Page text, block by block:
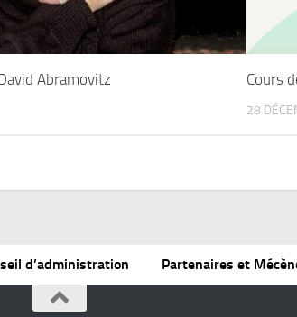
Abramovitz Cours
28
d’administration Partenaires et